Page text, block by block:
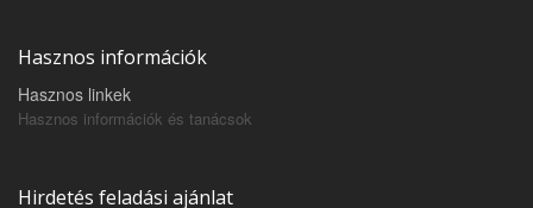
Hasznos információk
Hasznos linkek
Hasznos információk és tanácsok
Hirdetés feladási ajánlat